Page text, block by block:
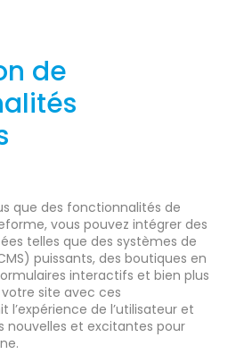
de
que des fonctionnalités de
vous pouvez intégrer des
telles que des systèmes de
puissants, des boutiques en
interactifs et bien plus
site avec ces
de l’utilisateur et
nouvelles et excitantes pour